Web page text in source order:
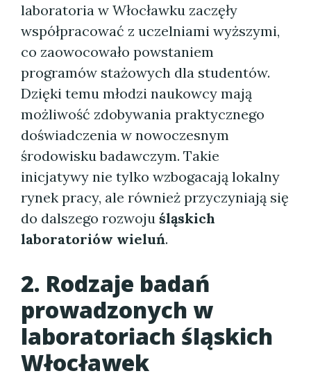
laboratoria w Włocławku zaczęły
współpracować z uczelniami wyższymi,
co zaowocowało powstaniem
programów stażowych dla studentów.
Dzięki temu młodzi naukowcy mają
możliwość zdobywania praktycznego
doświadczenia w nowoczesnym
środowisku badawczym. Takie
inicjatywy nie tylko wzbogacają lokalny
rynek pracy, ale również przyczyniają się
do dalszego rozwoju śląskich
laboratoriów wieluń.
2. Rodzaje badań
prowadzonych w
laboratoriach śląskich
Włocławek